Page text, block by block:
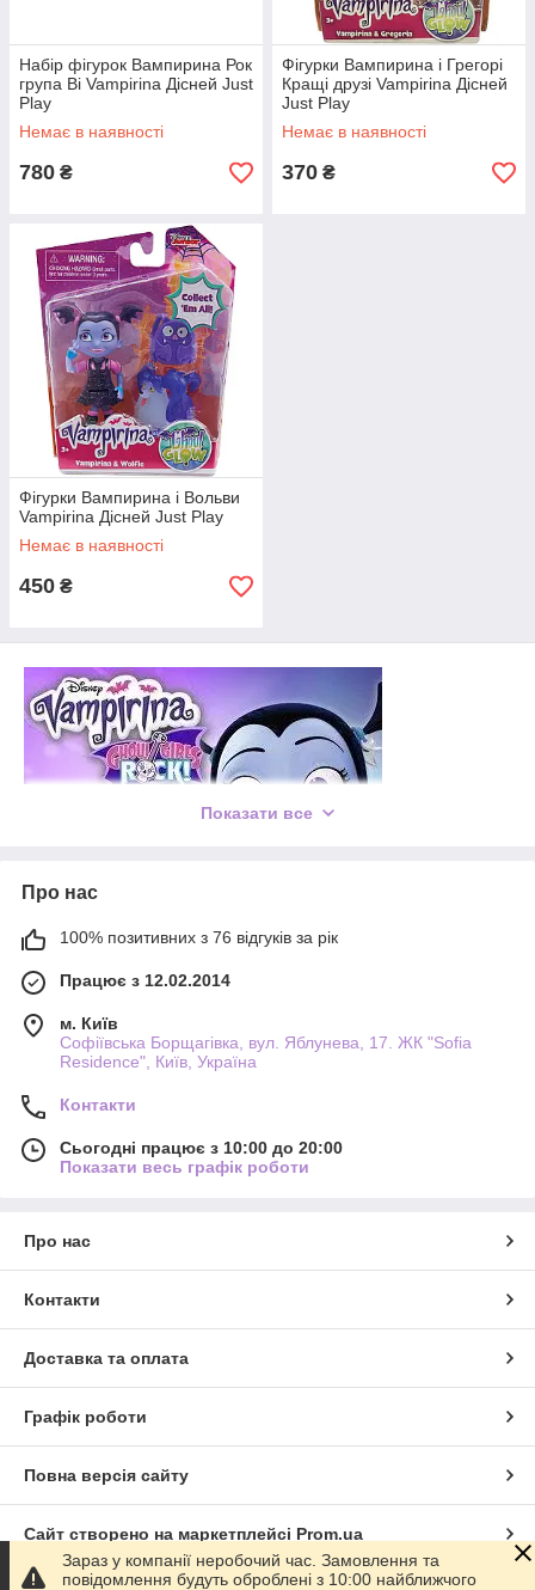
Набір фігурок Вампирина Рок
група Ві Vampirina Дісней Just
Play
Немає в наявності
780 ₴
Фігурки Вампирина і Грегорі
Кращі друзі Vampirina Дісней
Just Play
Немає в наявності
370 ₴
Фігурки Вампирина і Вольви
Vampirina Дісней Just Play
Немає в наявності
450 ₴
Показати все
Про нас
100% позитивних з 76 відгуків за рік
Працює з 12.02.2014
м. Київ
Софіївська Борщагівка, вул. Яблунева, 17. ЖК "Sofia
Residence", Київ, Україна
Контакти
Сьогодні працює з 10:00 до 20:00
Показати весь графік роботи
Про нас
Контакти
Доставка та оплата
Графік роботи
Повна версія сайту
Сайт створено на маркетплейсі Prom.ua
Зараз у компанії неробочий час. Замовлення та
повідомлення будуть оброблені з 10:00 найближчого